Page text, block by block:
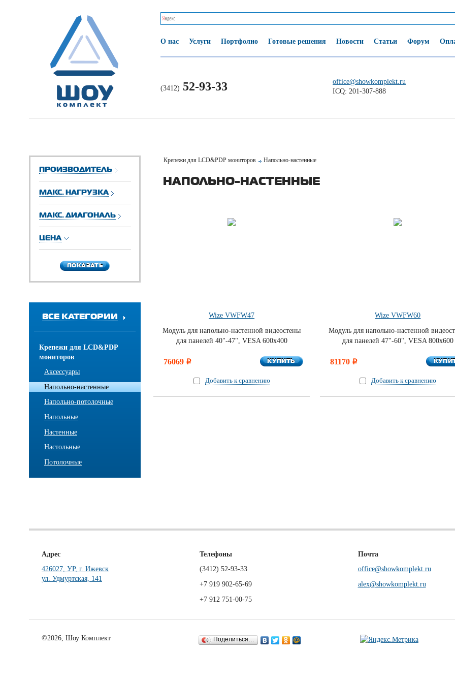
О нас Услуги Портфолио Готовые решения Новости Статьи Форум
(3412) 52-93-33
office@showkomplekt.ru
ICQ: 201-307-888
ПРОИЗВОДИТЕЛЬ
МАКС. НАГРУЗКА
МАКС. ДИАГОНАЛЬ
ЦЕНА
ПОКАЗАТЬ
ПОКАЗАТЬ
ВСЕ КАТЕГОРИИ
Крепежи для LCD&PDP
мониторов
Аксессуары
Напольно-настенные
Напольно-потолочные
Напольные
Настенные
Настольные
Потолочные
Крепежи для LCD&PDP мониторов Напольно-настенные
НАПОЛЬНО-НАСТЕННЫЕ
Wize VWFW47
Модуль для напольно-настенной видеостены
для панелей 40"-47", VESA 600x400
76069 i КУПИТЬ
КУПИТЬ
Добавить к сравнению
Wize VWFW60
Модуль для напольно-настенной
для панелей 47"-60", VESA 800x600
81170 i
Добавить к сравнению
Адрес
426027, УР, г. Ижевск
ул. Удмуртская, 141
Телефоны
(3412) 52-93-33
+7 919 902-65-69
+7 912 751-00-75
Почта
office@showkomplekt.ru
alex@showkomplekt.ru
©2026, Шоу Комплект Поделиться…